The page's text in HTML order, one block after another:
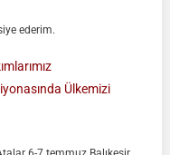
ederim.
Ülkemizi